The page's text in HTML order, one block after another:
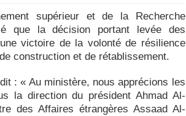
supérieur et de la Recherche
que la décision portant levée des
victoire de la volonté de résilience
construction et de rétablissement.
: « Au ministère, nous apprécions les
la direction du président Ahmad Al-
des Affaires étrangères Assaad Al-